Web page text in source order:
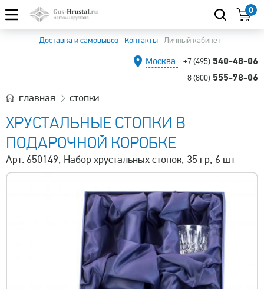
0
Доставка и самовывоз Контакты Личный кабинет
Москва: +7 (495) 540-48-06
8 (800) 555-78-06
главная стопки
ХРУСТАЛЬНЫЕ СТОПКИ В
ПОДАРОЧНОЙ КОРОБКЕ
Арт. 650149, Набор хрустальных стопок, 35 гр, 6 шт